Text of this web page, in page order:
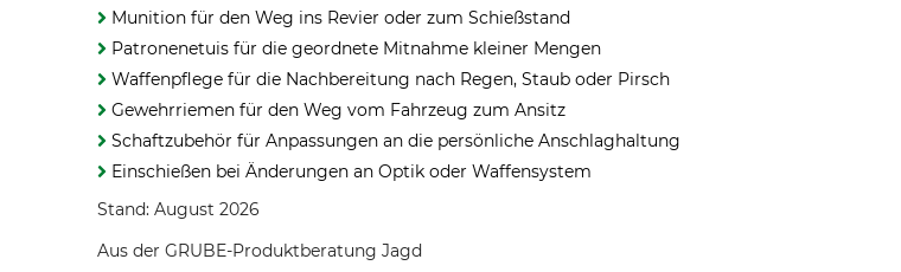
Munition für den Weg ins Revier oder zum Schießstand
Patronenetuis für die geordnete Mitnahme kleiner Mengen
Waffenpflege für die Nachbereitung nach Regen, Staub oder Pirsch
Gewehrriemen für den Weg vom Fahrzeug zum Ansitz
Schaftzubehör für Anpassungen an die persönliche Anschlaghaltung
Einschießen bei Änderungen an Optik oder Waffensystem
Stand: August 2026
Aus der GRUBE-Produktberatung Jagd